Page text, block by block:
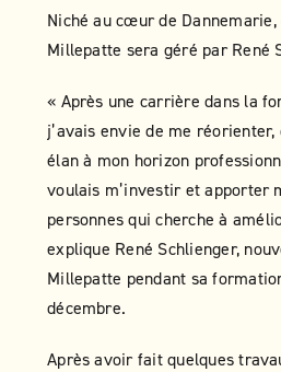
Niché au cœur de
Millepatte sera géré par René
« Après une carrière dans la
j’avais envie de me
élan à mon horizon
voulais m’investir et apporter
personnes qui cherche à
explique René Schlienger,
Millepatte pendant sa
décembre.
Après avoir fait quelques